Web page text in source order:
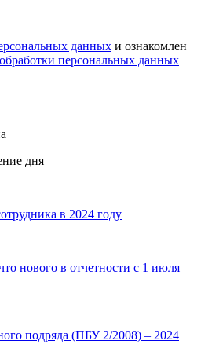
данных и ознакомлен
персональных данных
дня
в 2024 году
нового в отчетности с 1 июля
подряда (ПБУ 2/2008) – 2024